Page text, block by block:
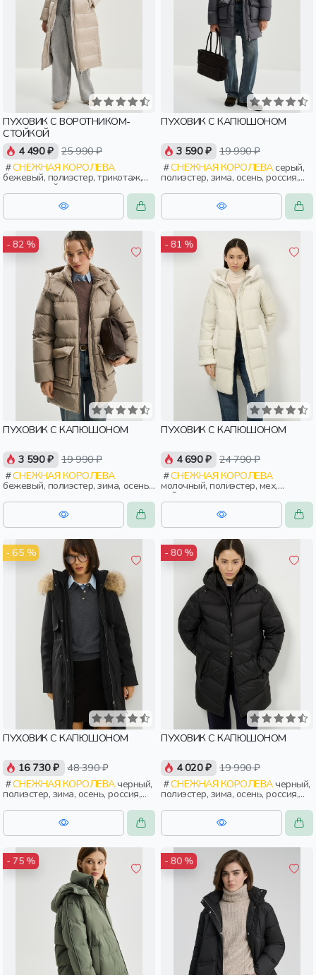
ПУХОВИК С ВОРОТНИКОМ-
СТОЙКОЙ
4 490 ₽ 25 990 ₽
СНЕЖНАЯ КОРОЛЕВА
бежевый, полиэстер, трикотаж,
эластан, нейлон, зима, осень,
россия, прямые, застежка,
утепленные, прорези, карман,
воротник, объемные, воротник-
ПУХОВИК С КАПЮШОНОМ
3 590 ₽ 19 990 ₽
СНЕЖНАЯ КОРОЛЕВАсерый,
полиэстер, зима, осень, россия,
прямые, короткие, капюшон,
застежка, клапан, карман,
воротник, воротник-стойка,
женщины, взрослые
- 82 %
ПУХОВИК С КАПЮШОНОМ
3 590 ₽ 19 990 ₽
СНЕЖНАЯ КОРОЛЕВА
бежевый, полиэстер, зима, осень,
россия, прямые, короткие,
капюшон, застежка, клапан,
карман, воротник, воротник-
стойка, женщины, взрослые
- 81 %
ПУХОВИК С КАПЮШОНОМ
4 690 ₽ 24 790 ₽
СНЕЖНАЯ КОРОЛЕВА
молочный, полиэстер, мех,
нейлон, зима, осень, россия,
прямые, капюшон, застежка,
утепленные, стеганые, прорези,
карман, женщины, взрослые
- 65 %
ПУХОВИК С КАПЮШОНОМ
16 730 ₽ 48 390 ₽
СНЕЖНАЯ КОРОЛЕВАчерный,
полиэстер, зима, осень, россия,
удлиненные, капюшон, застежка,
утепленные, приталенные,
кнопки, прорези, карман, кулиска,
пояс, женщины, взрослые
- 80 %
ПУХОВИК С КАПЮШОНОМ
4 020 ₽ 19 990 ₽
СНЕЖНАЯ КОРОЛЕВАчерный,
полиэстер, зима, осень, россия,
прямые, капюшон, молния,
застежка, утепленные, стеганые,
прорези, карман, женщины,
взрослые
- 75 % - 80 %